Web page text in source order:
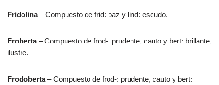
Fridolina– Compuesto de frid: paz y lind: escudo.
Froberta– Compuesto de frod-: prudente, cauto y bert: brillante,
ilustre.
Frodoberta– Compuesto de frod-: prudente, cauto y bert: